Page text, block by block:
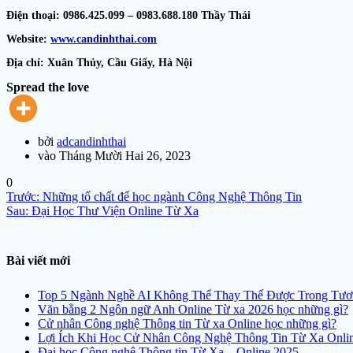
Điện thoại: 0986.425.099 – 0983.688.180 Thầy Thái
Website: www.candinhthai.com
Địa chỉ: Xuân Thủy, Cầu Giấy, Hà Nội
Spread the love
bởi adcandinhthai
vào Tháng Mười Hai 26, 2023
0
Điều
hướng
Trước: Bài
trước
Những tố chất để học ngành Công Nghệ Thông Tin
Sau: Bài
Đại Học Thư Viện Online Từ Xa
Bài viết mới
Top 5 Ngành Nghề AI Không Thể Thay Thế Được Trong
Văn bằng 2 Ngôn ngữ Anh Online Từ xa 2026 học những gì?
Cử nhân Công nghệ Thông tin Từ xa Online học những gì?
Lợi Ích Khi Học Cử Nhân Công Nghệ Thông Tin Từ Xa